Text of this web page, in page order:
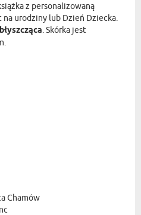
z personalizowaną
na urodziny lub Dzień Dziecka.
błyszcząca. Skórka jest
Chamów